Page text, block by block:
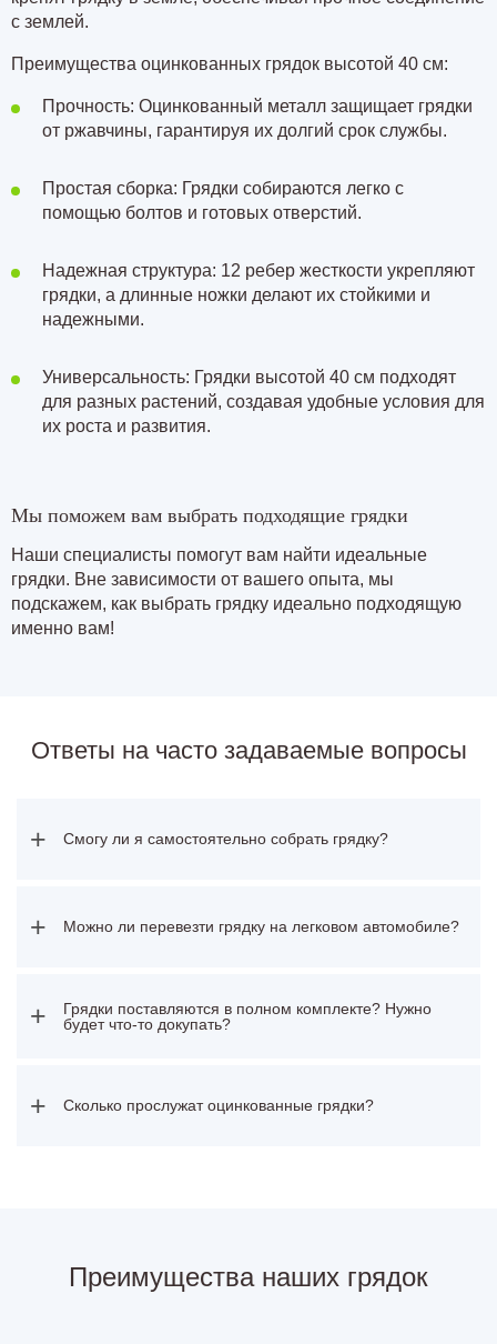
с землей.
Преимущества оцинкованных грядок высотой 40 см:
Прочность: Оцинкованный металл защищает грядки
от ржавчины, гарантируя их долгий срок службы.
Простая сборка: Грядки собираются легко с
помощью болтов и готовых отверстий.
Надежная структура: 12 ребер жесткости укрепляют
грядки, а длинные ножки делают их стойкими и
надежными.
Универсальность: Грядки высотой 40 см подходят
для разных растений, создавая удобные условия для
их роста и развития.
Мы поможем вам выбрать подходящие грядки
Наши специалисты помогут вам найти идеальные
грядки. Вне зависимости от вашего опыта, мы
подскажем, как выбрать грядку идеально подходящую
именно вам!
Ответы на часто задаваемые вопросы
+ Смогу ли я самостоятельно собрать грядку?
+ Можно ли перевезти грядку на легковом автомобиле?
+
Грядки поставляются в полном комплекте? Нужно
будет что-то докупать?
+ Сколько прослужат оцинкованные грядки?
Преимущества наших грядок